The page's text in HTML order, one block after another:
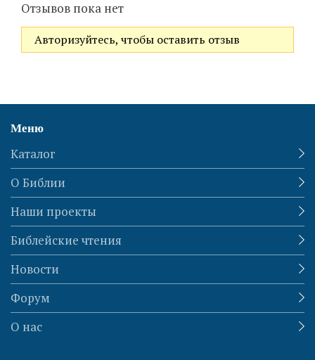
Отзывов пока нет
Авторизуйтесь, чтобы оставить отзыв
Меню
Каталог
О Библии
Наши проекты
Библейские чтения
Новости
Форум
О нас